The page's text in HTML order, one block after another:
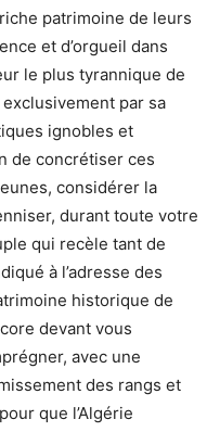
patrimoine de leurs
et d’orgueil dans
le plus tyrannique de
par sa
ignobles et
de concrétiser ces
considérer la
durant toute votre
qui recèle tant de
à l’adresse des
historique de
devant vous
avec une
des rangs et
que l’Algérie